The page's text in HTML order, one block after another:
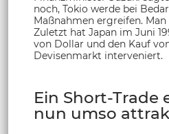
noch, Tokio werde bei
Maßnahmen ergreifen.
Zuletzt hat Japan im Juni
von Dollar und den Kauf
Devisenmarkt interveniert.
Ein Short-Trade
nun umso